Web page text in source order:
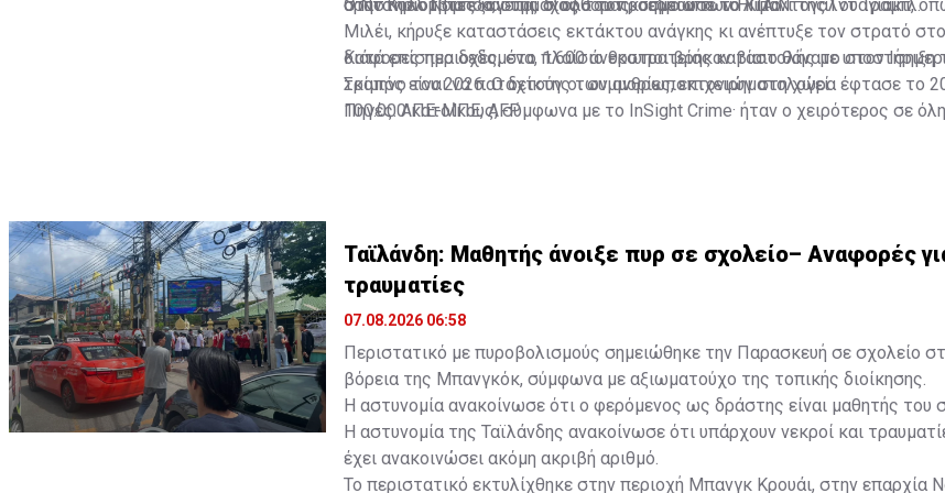
δραστηριότητες και της διαφθοράς, σημείωσε το Κίτο.
στην Κολομβία εξάγεται σ’ όλο τον κόσμο από το λιμάνι της Γουαγιακίλ.
Ο Ντανιέλ Νομπόα, σύμμαχος του προέδρου των ΗΠΑ Ντόναλντ Τραμπ,
Μιλέι, κήρυξε καταστάσεις εκτάκτου ανάγκης κι ανέπτυξε τον στρατό
διάφορες περιοχές, στο πλαίσιο εκστρατείας καταστολής με υποστήριξη
Σκοπός είναι να παταχτούν οι συμμορίες, επιχειρηματολογεί.
Κατά επίσημα δεδομένα, 1.600 άνθρωποι βρήκαν βίαιο θάνατο στον
τρίμηνο του 2026. Ο δείκτης των ανθρωποκτονιών στη χώρα έφτασε το
100.000 κατοίκους, σύμφωνα με το InSight Crime· ήταν ο χειρότερος σε
Πηγές: ΑΠΕ-ΜΠΕ, AFP
Ταϊλάνδη: Μαθητής άνοιξε πυρ σε σχολείο– Αναφορές
τραυματίες
07.08.2026 06:58
Περιστατικό με πυροβολισμούς σημειώθηκε την Παρασκευή σε σχολείο
βόρεια της Μπανγκόκ, σύμφωνα με αξιωματούχο της τοπικής διοίκησης.
Η αστυνομία ανακοίνωσε ότι ο φερόμενος ως δράστης είναι μαθητής του
Η αστυνομία της Ταϊλάνδης ανακοίνωσε ότι υπάρχουν νεκροί και
έχει ανακοινώσει ακόμη ακριβή αριθμό.
Το περιστατικό εκτυλίχθηκε στην περιοχή Μπανγκ Κρουάι, στην επαρχία